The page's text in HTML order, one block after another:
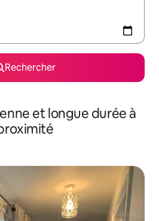
Rechercher
et longue durée à